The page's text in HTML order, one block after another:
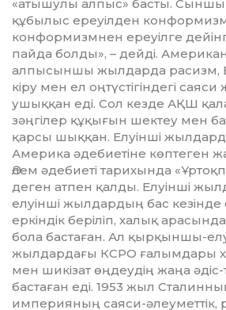
«атышулы алпыс» бас­ты. Сыншы
құбы­лыс ереуілден
конформизмнен ереуілге
пайда болды», – дейді.
алпысыншы жылдарда расизм,
кіру мен ел оңтүстігіндегі
ушыққан еді. Сол кезде АҚШ
зәңгілер құқығын шектеу мен
қарсы шыққан. Елуінші
Аме­рика әдебиетіне көптеген
Әлем әдебиеті тарихында
деген атпен қалды. Елуінші
елуінші жылдар­дың бас кезінде
еркіндік беріліп, халық
бола бастаған. Ал қырқыншы-
жылдардағы КСРО ғалымдары
мен шикізат өңдеудің жаңа әдіс-
бастаған еді. 1953 жыл
империяның саяси-әлеуметтік,